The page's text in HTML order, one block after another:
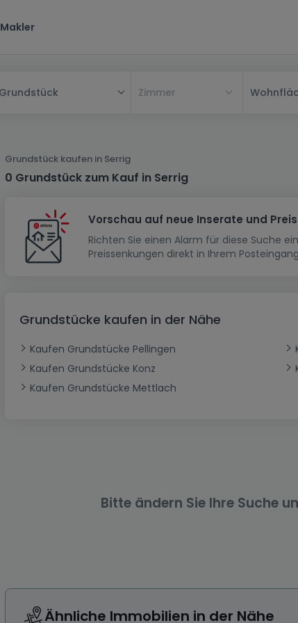
Makler
Grundstück
Haus
Reihenhaus
Doppelhaushälfte
Schloss
Hof
Bauernhaus
Landhaus
Wohnung
Schlafzimmer
1-Zimmer-Apartment
Dreigeschossige Wohnung
Loft
Dachgeschoss
Erdgeschoss
Wohnanlage
Wohnsiedlung
Haus bauen
Musterhaus
Renditeobjekt
Kein Bauland
Gewerbliches Grundstück
Garage - Parkplatz
Carport
Garage
Büro
Büro
Gewerbe
Ladenfläche
Geschäft
Zimmer
Grundstück kaufen in Serrig
0 Grundstück zum Kauf in Serrig
Vorschau auf neue Inserate und
Richten Sie einen Alarm für diese Suche
Preissenkungen direkt in Ihrem
Grundstücke kaufen in der Nähe
Kaufen Grundstücke Pellingen
Kaufen Grundstücke Konz
Kaufen Grundstücke Mettlach
Bitte ändern Sie Ihre Suche
Ähnliche Immobilien in der Nähe